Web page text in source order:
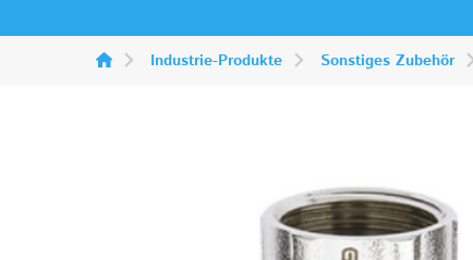
Industrie-Produkte Sonstiges Zubehör